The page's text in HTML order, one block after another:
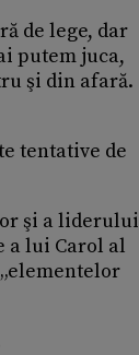
de lege, dar
putem juca,
şi din afară.
tentative de
şi a liderului
a lui Carol al